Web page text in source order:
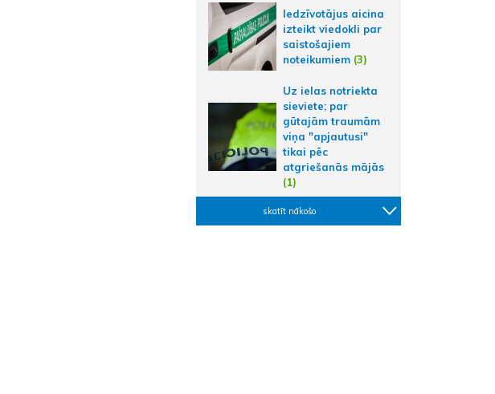
Iedzīvotājus aicina
izteikt viedokli par
saistošajiem
noteikumiem (3)
Uz ielas notriekta
sieviete; par
gūtajām traumām
viņa "apjautusi"
tikai pēc
atgriešanās mājās
(1)
skatīt nākošo